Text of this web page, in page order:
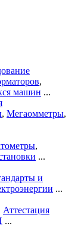
,
машин ...
, Мегаомметры,
,
...
и
...
Аттестация
...